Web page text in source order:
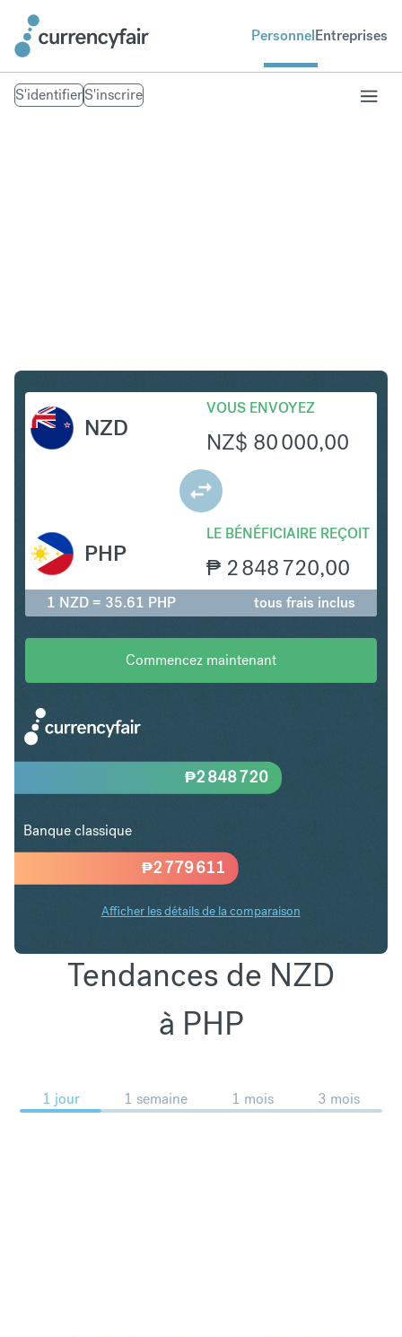
PersonnelEntreprises
S'identifierS'inscrire
NZD
VOUS ENVOYEZ
NZ$ 80 000,00
LE BÉNÉFICIAIRE REÇOIT
₱ 2 848 720,00
PHP
1 NZD = 35.61 PHP tous frais inclus
Commencez maintenant
₱2 779 611
₱2 848 720
Banque classique
Afficher les détails de la comparaison
Tendances de NZD
à PHP
1 jour 1 semaine 1 mois 3 mois